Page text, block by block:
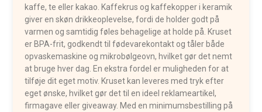
kaffe, te eller kakao. Kaffekrus og kaffekopper i keramik
giver en skøn drikkeoplevelse, fordi de holder godt på
varmen og samtidig føles behagelige at holde på. Kruset
er BPA-frit, godkendt til fødevarekontakt og tåler både
opvaskemaskine og mikrobølgeovn, hvilket gør det nemt
at bruge hver dag. En ekstra fordel er muligheden for at
tilføje dit eget motiv. Kruset kan leveres med tryk efter
eget ønske, hvilket gør det til en ideel reklameartikel,
firmagave eller giveaway. Med en minimumsbestilling på